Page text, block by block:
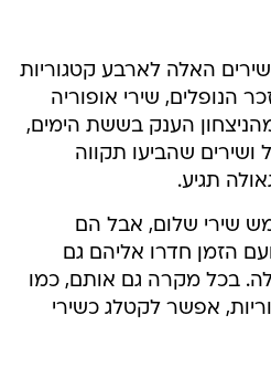
האלה לארבע קטגוריות
הנופלים, שירי אופוריה
הענק בששת הימים,
שהביעו תקווה
תגיע.
שירי שלום, אבל הם
הזמן חדרו אליהם גם
בכל מקרה גם אותם, כמו
אפשר לקטלג כשירי